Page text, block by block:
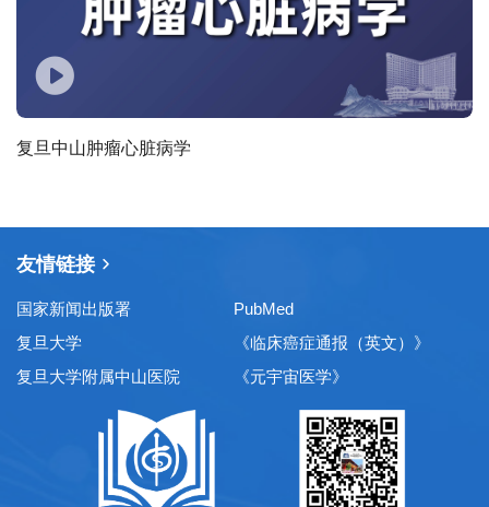
复旦中山肿瘤心脏病学
友情链接
国家新闻出版署
PubMed
复旦大学
《临床癌症通报（英文）》
复旦大学附属中山医院
《元宇宙医学》